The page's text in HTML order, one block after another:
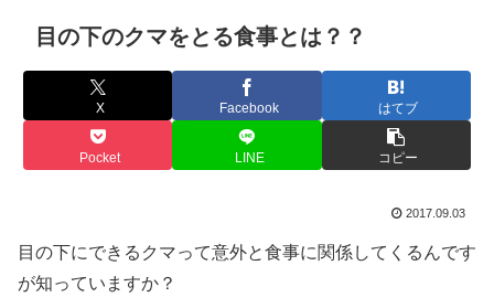
目の下のクマをとる食事とは？？
X Facebook はてブ
Pocket LINE コピー
2017.09.03
目の下にできるクマって意外と食事に関係してくるんです
が知っていますか？